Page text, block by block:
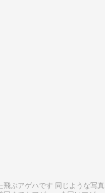
飛ぶアゲハです 同じような写真